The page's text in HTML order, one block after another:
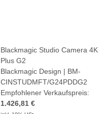
Blackmagic Studio Camera 4K
Plus G2
Blackmagic Design | BM-
CINSTUDMFT/G24PDDG2
Empfohlener Verkaufspreis:
1.426,81 €